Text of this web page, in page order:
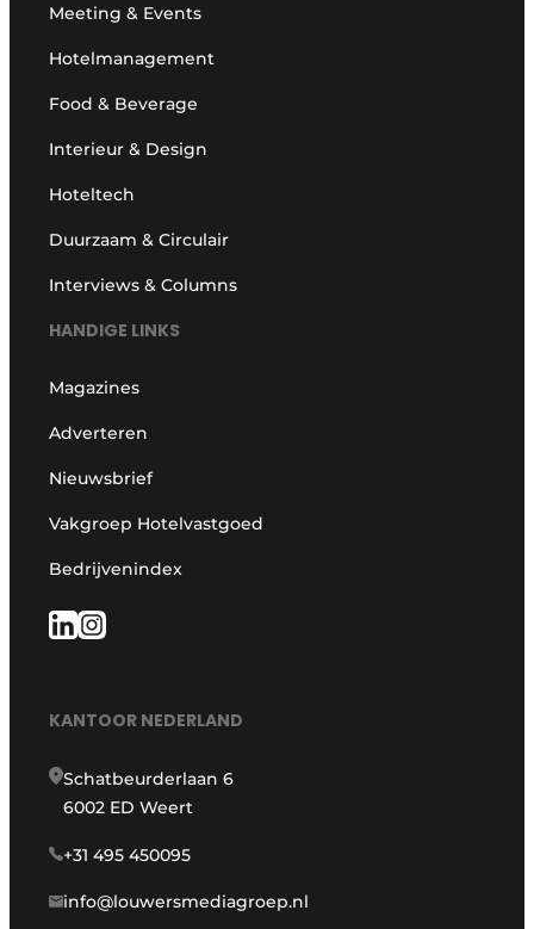
Meeting & Events
Hotelmanagement
Food & Beverage
Interieur & Design
Hoteltech
Duurzaam & Circulair
Interviews & Columns
HANDIGE LINKS
Magazines
Adverteren
Nieuwsbrief
Vakgroep Hotelvastgoed
Bedrijvenindex
KANTOOR NEDERLAND
Schatbeurderlaan 6
6002 ED Weert
+31 495 450095
info@louwersmediagroep.nl